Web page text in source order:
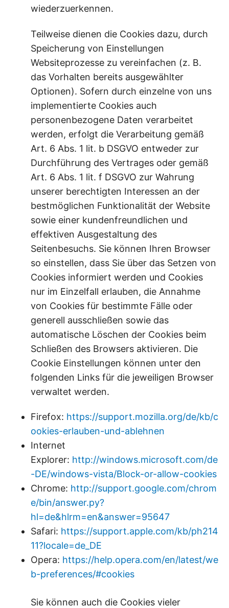
wiederzuerkennen.
Teilweise dienen die Cookies dazu, durch
Speicherung von Einstellungen
Websiteprozesse zu vereinfachen (z. B.
das Vorhalten bereits ausgewählter
Optionen). Sofern durch einzelne von uns
implementierte Cookies auch
personenbezogene Daten verarbeitet
werden, erfolgt die Verarbeitung gemäß
Art. 6 Abs. 1 lit. b DSGVO entweder zur
Durchführung des Vertrages oder gemäß
Art. 6 Abs. 1 lit. f DSGVO zur Wahrung
unserer berechtigten Interessen an der
bestmöglichen Funktionalität der Website
sowie einer kundenfreundlichen und
effektiven Ausgestaltung des
Seitenbesuchs. Sie können Ihren Browser
so einstellen, dass Sie über das Setzen von
Cookies informiert werden und Cookies
nur im Einzelfall erlauben, die Annahme
von Cookies für bestimmte Fälle oder
generell ausschließen sowie das
automatische Löschen der Cookies beim
Schließen des Browsers aktivieren. Die
Cookie Einstellungen können unter den
folgenden Links für die jeweiligen Browser
verwaltet werden.
Firefox: https://support.mozilla.org/de/kb/c
ookies-erlauben-und-ablehnen
Internet
Explorer: http://windows.microsoft.com/de
-DE/windows-vista/Block-or-allow-cookies
Chrome: http://support.google.com/chrom
e/bin/answer.py?
hl=de&hlrm=en&answer=95647
Safari: https://support.apple.com/kb/ph214
11?locale=de_DE
Opera: https://help.opera.com/en/latest/we
b-preferences/#cookies
Sie können auch die Cookies vieler